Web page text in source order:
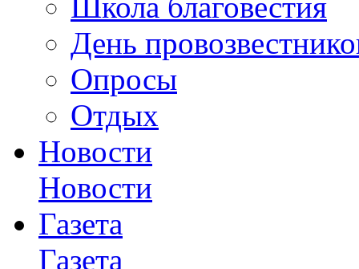
День
Опросы
Отдых
Новости
Новости
Газета
Газета